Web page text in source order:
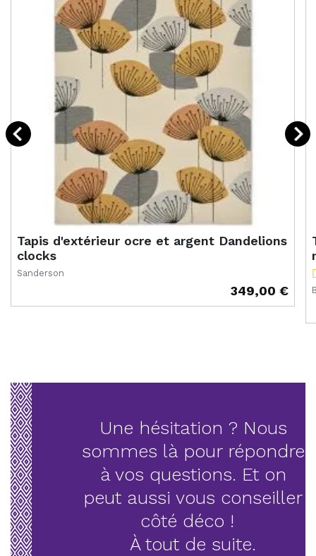
Tapis d'extérieur ocre et argent Dandelions
clocks
Sanderson
349,00 €
Une hésitation ? Nous
sommes là pour répondre
à vos questions. Et on
peut aussi vous conseiller
côté déco !
À tout de suite.